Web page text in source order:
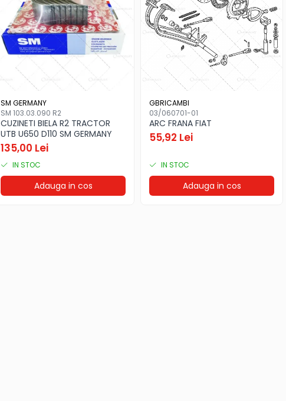
SM GERMANY
SM 103.03.090 R2
CUZINETI BIELA R2 TRACTOR
UTB U650 D110 SM GERMANY
135,00 Lei
IN STOC
Adauga in cos
GBRICAMBI
03/060701-01
ARC FRANA FIAT
55,92 Lei
IN STOC
Adauga in cos